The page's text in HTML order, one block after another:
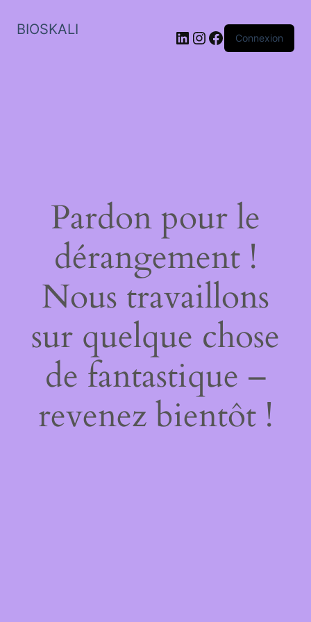
BIOSKALI LinkedIn
Instagram
Facebook
Connexion
Pardon pour le
dérangement !
Nous travaillons
sur quelque chose
de fantastique –
revenez bientôt !